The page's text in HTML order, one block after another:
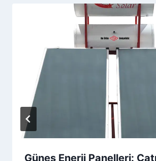
Güneş Enerji Panelleri: